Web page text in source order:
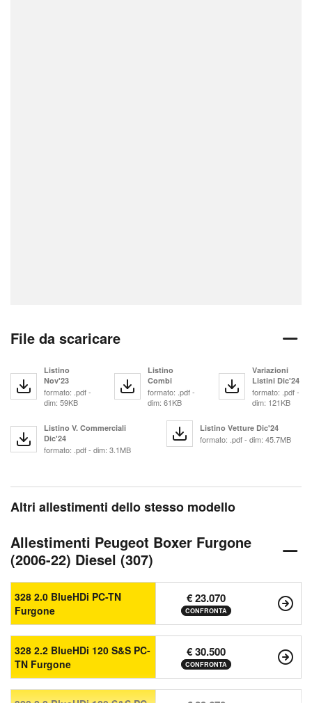
File da scaricare
Listino
Nov'23
formato: .pdf -
dim: 59KB
Listino
Combi
formato: .pdf -
dim: 61KB
Variazioni
Listini Dic'24
formato: .pdf -
dim: 121KB
Listino V. Commerciali
Dic'24
formato: .pdf - dim: 3.1MB
Listino Vetture Dic'24
formato: .pdf - dim: 45.7MB
Altri allestimenti dello stesso modello
Allestimenti Peugeot Boxer Furgone
(2006-22) Diesel (307)
328 2.0 BlueHDi PC-TN
Furgone
€ 23.070
CONFRONTA
328 2.2 BlueHDi 120 S&S PC-
TN Furgone
€ 30.500
CONFRONTA